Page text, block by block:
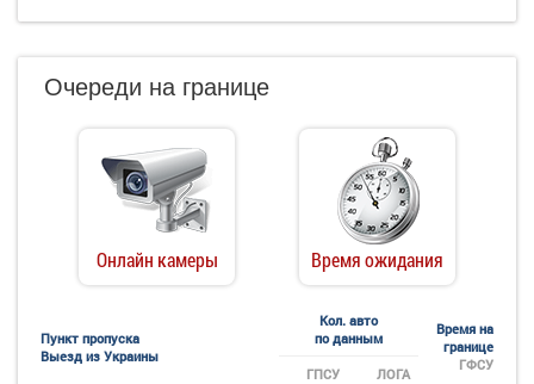
Очереди на границе
Онлайн камеры Время ожидания
Пункт пропуска
Выезд из Украины
Кол. авто
по данным
Время на
границе
ГФСУ
ГПСУ ЛОГА